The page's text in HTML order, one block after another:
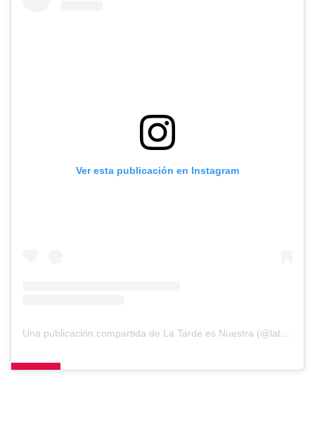
Ver esta publicación en Instagram
Una publicación compartida de La Tarde es Nuestra (@latardeesnuestra)